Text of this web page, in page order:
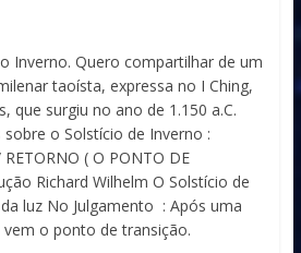
Inverno. Quero compartilhar de um
taoísta, expressa no I Ching,
que surgiu no ano de 1.150 a.C.
o Solstício de Inverno :
( O PONTO DE
Richard Wilhelm O Solstício de
luz No Julgamento : Após uma
o ponto de transição.